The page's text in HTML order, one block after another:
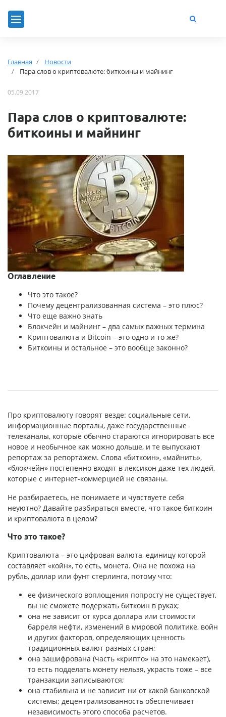
Главная
Новости
Пара слов о криптовалюте: биткоины и майнинг
05.09.2017
Пара слов о криптовалюте:
биткоины и майнинг
Оглавление
Что это такое?
Почему децентрализованная система – это плюс?
Что еще важно знать
Блокчейн и майнинг – два самых важных термина
Криптовалюта и Bitcoin – это одно и то же?
Биткоины и остальное – это вообще законно?
Про криптовалюту говорят везде: социальные сети,
информационные порталы, даже государственные
телеканалы, которые обычно стараются игнорировать все
новое и необычное как можно дольше, и те выпускают
репортаж за репортажем. Слова «биткоин», «майнить»,
«блокчейн» постепенно входят в лексикон даже тех людей,
которые с интернет-коммерцией не связаны.
Не разбираетесь, не понимаете и чувствуете себя
неуютно? Давайте разбираться вместе, что такое биткоин
и криптовалюта в целом?
Что это такое?
Криптовалюта – это цифровая валюта, единицу которой
составляет «койн», то есть, монета. Она не похожа на
рубль, доллар или фунт стерлинга, потому что:
ее физического воплощения попросту не существует,
вы не сможете подержать биткоин в руках;
она не зависит от курса доллара или стоимости
барреля нефти, изменений в мировой политике, войн
и других факторов, определяющих ценность
традиционных валют разных стран;
она зашифрована (часть «крипто» на это намекает),
то есть подделать монету нельзя, украсть тоже – все
транзакции записываются;
она стабильна и не зависит ни от какой банковской
системы; децентрализованность обеспечивает
независимость этого способа расчетов.